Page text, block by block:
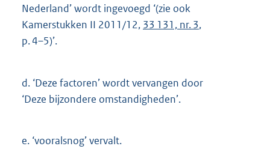
Nederland’ wordt ingevoegd ‘(zie ook
Kamerstukken II 2011/12, 33 131, nr. 3,
p. 4–5)’.
d. ‘Deze factoren’ wordt vervangen door
‘Deze bijzondere omstandigheden’.
e. ‘vooralsnog’ vervalt.